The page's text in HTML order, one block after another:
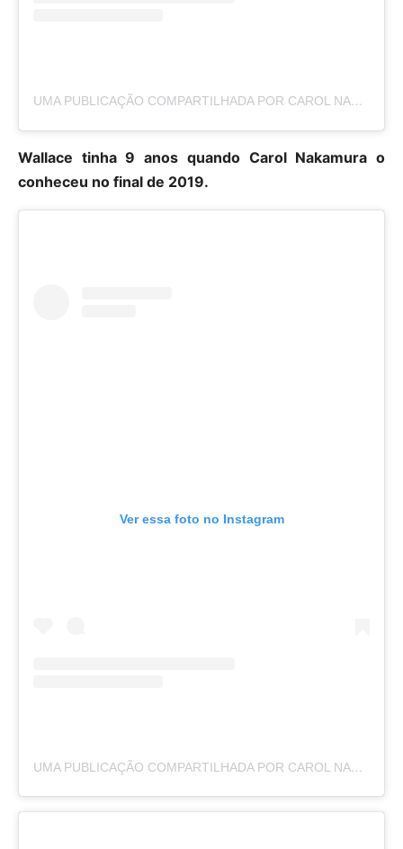
UMA PUBLICAÇÃO COMPARTILHADA POR CAROL NAKAMURA (@CAROL_NAKAMURA)
Wallace tinha 9 anos quando Carol Nakamura o
conheceu no final de 2019.
Ver essa foto no Instagram
UMA PUBLICAÇÃO COMPARTILHADA POR CAROL NAKAMURA (@CAROL_NAKAMURA)